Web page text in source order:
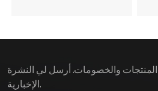
المنتجات والخصومات. أرسل لي النشرة
الإخبارية.